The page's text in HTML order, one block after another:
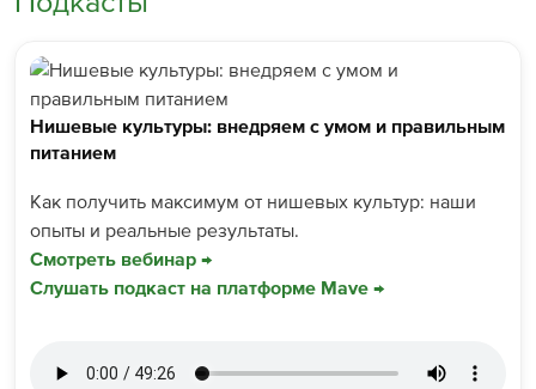
Нишевые культуры: внедряем с умом и правильным
питанием
Как получить максимум от нишевых культур: наши
опыты и реальные результаты.
Смотреть вебинар →
Слушать подкаст на платформе Mave →